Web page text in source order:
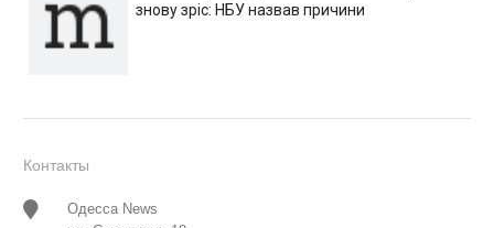
знову зріс: НБУ назвав причини
Контакты
Одесса News